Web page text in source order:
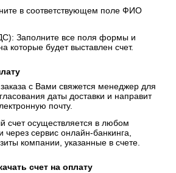
в соответствующем поле ФИО
Заполните все поля формы и
которые будет выставлен счет.
с Вами свяжется менеджер для
даты доставки и направит
почту.
счет осуществляется в любом
через сервис онлайн-банкинга,
компании, указанные в счете.
счет на оплату